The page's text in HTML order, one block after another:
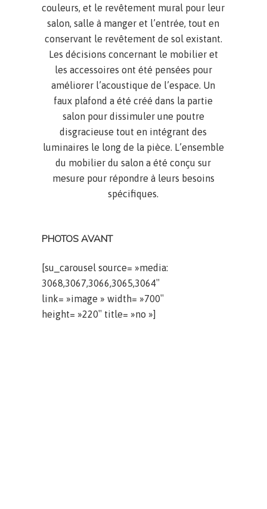
couleurs, et le revêtement mural pour leur
salon, salle à manger et l’entrée, tout en
conservant le revêtement de sol existant.
Les décisions concernant le mobilier et
les accessoires ont été pensées pour
améliorer l’acoustique de l’espace. Un
faux plafond a été créé dans la partie
salon pour dissimuler une poutre
disgracieuse tout en intégrant des
luminaires le long de la pièce. L’ensemble
du mobilier du salon a été conçu sur
mesure pour répondre à leurs besoins
spécifiques.
PHOTOS AVANT
[su_carousel source= »media:
3068,3067,3066,3065,3064″
link= »image » width= »700″
height= »220″ title= »no »]